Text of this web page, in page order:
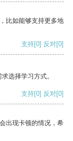
比如能够支持更多地
支持[0] 反对[0]
选择学习方式。
支持[0] 反对[0]
出现卡顿的情况，希